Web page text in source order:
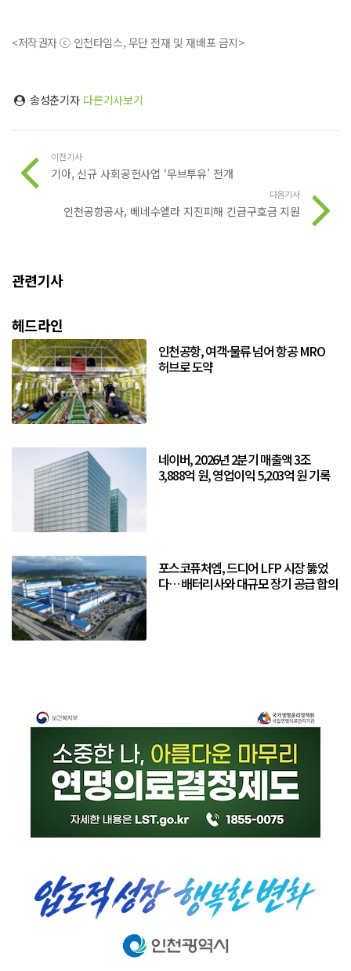
<저작권자 ⓒ 인천타임스, 무단 전재 및 재배포 금지>
송성춘기자 다른기사보기
이전기사
기아, 신규 사회공헌사업 ‘무브투유’ 전개
다음기사
인천공항공사, 베네수엘라 지진피해 긴급구호금 지원
관련기사
헤드라인
인천공항, 여객·물류 넘어 항공 MRO
허브로 도약
네이버, 2026년 2분기 매출액 3조
3,888억 원, 영업이익 5,203억 원 기록
포스코퓨처엠, 드디어 LFP 시장 뚫었
다… 배터리사와 대규모 장기 공급 합의